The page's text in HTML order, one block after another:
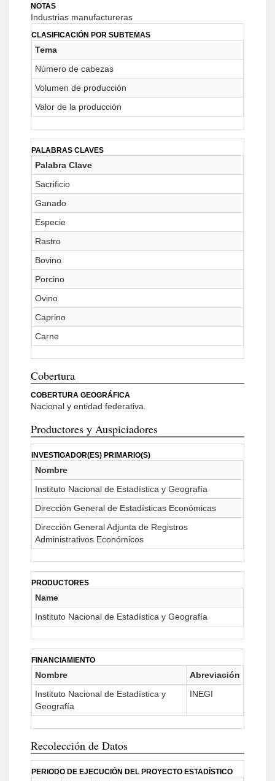
NOTAS
Industrias manufactureras
CLASIFICACIÓN POR SUBTEMAS
Tema
Número de cabezas
Volumen de producción
Valor de la producción
PALABRAS CLAVES
Palabra Clave
Sacrificio
Ganado
Especie
Rastro
Bovino
Porcino
Ovino
Caprino
Carne
Cobertura
COBERTURA GEOGRÁFICA
Nacional y entidad federativa.
Productores y Auspiciadores
INVESTIGADOR(ES) PRIMARIO(S)
Nombre
Instituto Nacional de Estadística y Geografía
Dirección General de Estadísticas Económicas
Dirección General Adjunta de Registros
Administrativos Económicos
PRODUCTORES
Name
Instituto Nacional de Estadística y Geografía
FINANCIAMIENTO
Nombre
Abreviación
Instituto Nacional de Estadística y
Geografía
INEGI
Recolección de Datos
PERIODO DE EJECUCIÓN DEL PROYECTO ESTADÍSTICO